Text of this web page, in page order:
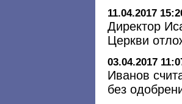
11.04.2017
Директор
Церкви
03.04.2017
Иванов
без